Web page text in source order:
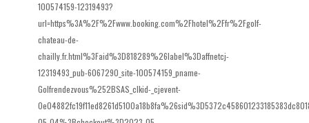
100574159-12319493?
url=https%3A%2F%2Fwww.booking.com%2Fhotel%2Ffr%2Fgolf-
chateau-de-
chailly.fr.html%3Faid%3D818289%26label%3Daffnetcj-
12319493_pub-6067290_site-100574159_pname-
Golfrendezvous%252BSAS_clkid-_cjevent-